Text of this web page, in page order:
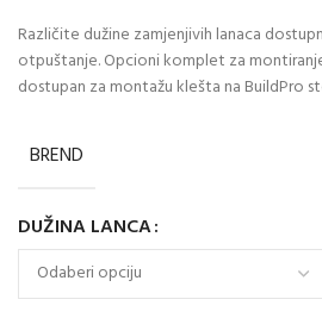
Različite dužine zamjenjivih lanaca
otpuštanje. Opcioni komplet za
dostupan za montažu klešta na BuildPro
BREND
DUŽINA LANCA